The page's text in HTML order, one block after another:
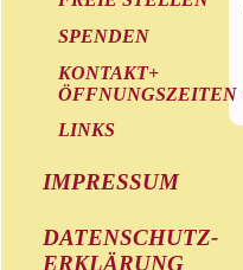
SPENDEN
KONTAKT+
ÖFFNUNGSZEITEN
LINKS
IMPRESSUM
DATENSCHUTZ-
ERKLÄRUNG